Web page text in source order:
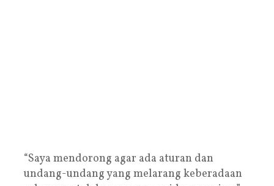
“Saya mendorong agar ada aturan dan
undang-undang yang melarang keberadaan